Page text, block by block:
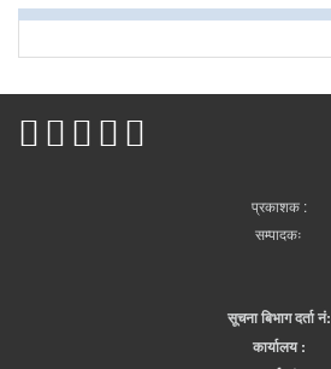
प्रकाशक :
सम्पादकः
सूचना बिभाग दर्ता नं:
कार्यालय :